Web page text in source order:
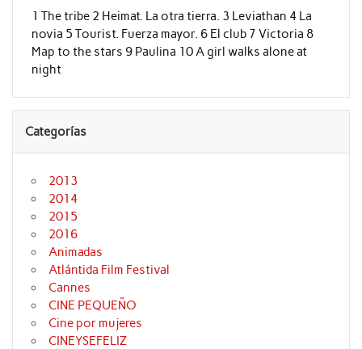
1 The tribe 2 Heimat. La otra tierra. 3 Leviathan 4 La
novia 5 Tourist. Fuerza mayor. 6 El club 7 Victoria 8
Map to the stars 9 Paulina 10 A girl walks alone at
night
Categorías
2013
2014
2015
2016
Animadas
Atlántida Film Festival
Cannes
CINE PEQUEÑO
Cine por mujeres
CINEYSEFELIZ